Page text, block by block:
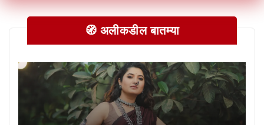
🧭 अलीकडील बातम्या